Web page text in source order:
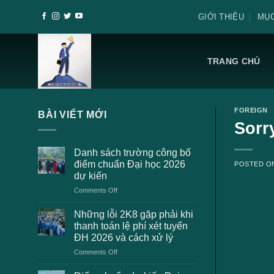
GIỚI THIỆU
TRANG CHỦ
BÀI VIẾT MỚI
Danh sách trường công bố
điểm chuẩn Đại học 2026
dự kiến
Comments Offon
sách
trường
công
bố
điểm
Đại
Những lỗi 2K8 gặp phải khi
thanh toán lệ phí xét tuyển
ĐH 2026 và cách xử lý
Comments Offon
lỗi
FOREIGN
POSTED